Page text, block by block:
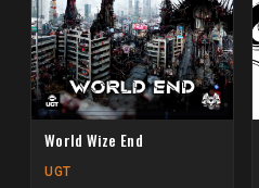
World Wize End
UGT